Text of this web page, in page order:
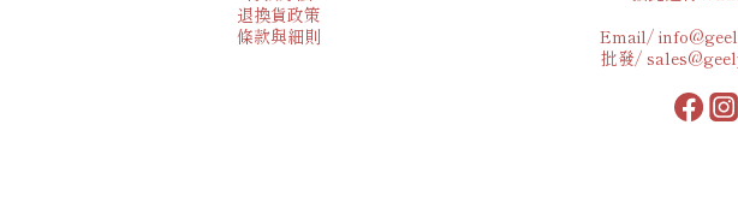
退換貨政策
條款與細則
Email/
批發/